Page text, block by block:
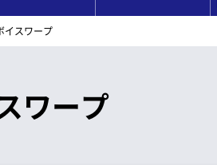
イスワープ
ワープ